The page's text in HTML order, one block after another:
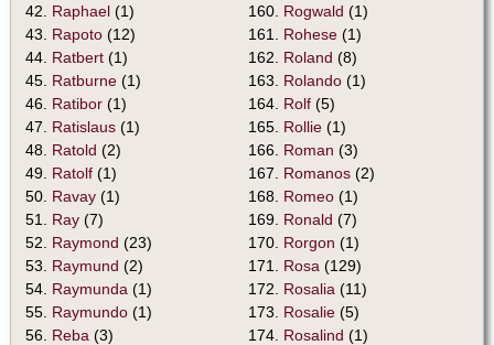
42. Raphael (1)
43. Rapoto (12)
44. Ratbert (1)
45. Ratburne (1)
46. Ratibor (1)
47. Ratislaus (1)
48. Ratold (2)
49. Ratolf (1)
50. Ravay (1)
51. Ray (7)
52. Raymond (23)
53. Raymund (2)
54. Raymunda (1)
55. Raymundo (1)
56. Reba (3)
160. Rogwald (1)
161. Rohese (1)
162. Roland (8)
163. Rolando (1)
164. Rolf (5)
165. Rollie (1)
166. Roman (3)
167. Romanos (2)
168. Romeo (1)
169. Ronald (7)
170. Rorgon (1)
171. Rosa (129)
172. Rosalia (11)
173. Rosalie (5)
174. Rosalind (1)